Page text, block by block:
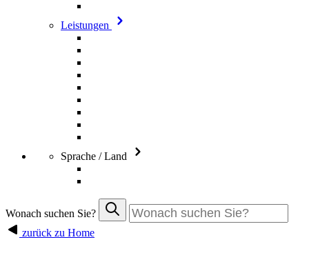
Leistungen
Sprache / Land
Wonach suchen Sie?
zurück zu Home